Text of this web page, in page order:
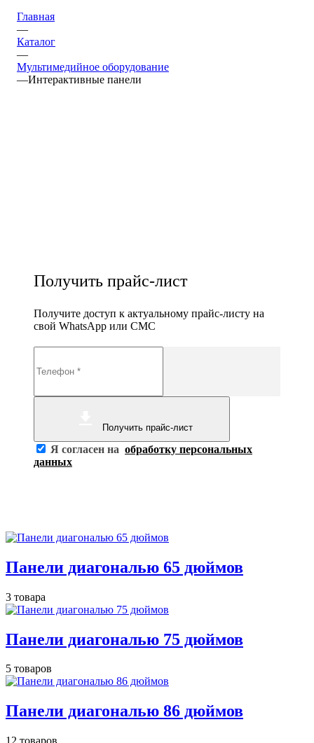
Главная
—
Каталог
—
Мультимедийное оборудование
—Интерактивные панели
Получить прайс-лист
Получите доступ к актуальному прайс-листу на
свой WhatsApp или СМС
Получить прайс-лист
Я согласен на обработку персональных
данных
Панели диагональю 65 дюймов
3 товара
Панели диагональю 75 дюймов
5 товаров
Панели диагональю 86 дюймов